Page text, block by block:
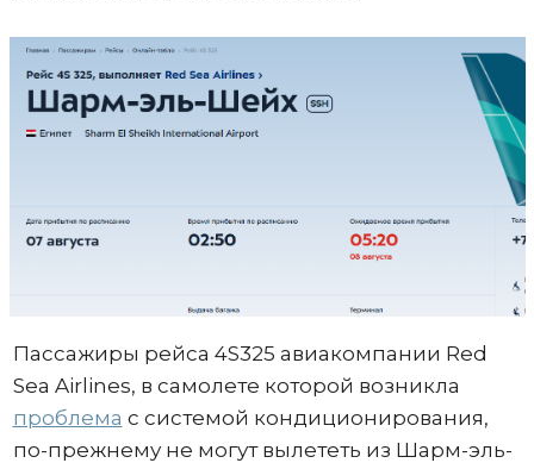
Пассажиры рейса 4S325 авиакомпании Red
Sea Airlines, в самолете которой возникла
проблема с системой кондиционирования,
по-прежнему не могут вылететь из Шарм-эль-